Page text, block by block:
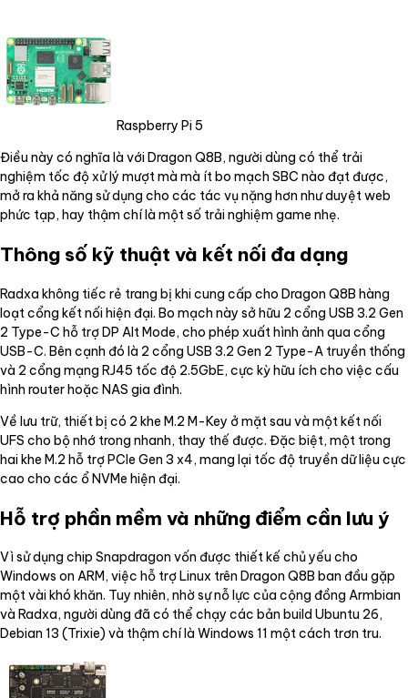
Raspberry Pi 5
Điều này có nghĩa là với Dragon Q8B, người dùng có thể trải
nghiệm tốc độ xử lý mượt mà mà ít bo mạch SBC nào đạt được,
mở ra khả năng sử dụng cho các tác vụ nặng hơn như duyệt web
phức tạp, hay thậm chí là một số trải nghiệm game nhẹ.
Thông số kỹ thuật và kết nối đa dạng
Radxa không tiếc rẻ trang bị khi cung cấp cho Dragon Q8B hàng
loạt cổng kết nối hiện đại. Bo mạch này sở hữu 2 cổng USB 3.2 Gen
2 Type-C hỗ trợ DP Alt Mode, cho phép xuất hình ảnh qua cổng
USB-C. Bên cạnh đó là 2 cổng USB 3.2 Gen 2 Type-A truyền thống
và 2 cổng mạng RJ45 tốc độ 2.5GbE, cực kỳ hữu ích cho việc cấu
hình router hoặc NAS gia đình.
Về lưu trữ, thiết bị có 2 khe M.2 M-Key ở mặt sau và một kết nối
UFS cho bộ nhớ trong nhanh, thay thế được. Đặc biệt, một trong
hai khe M.2 hỗ trợ PCIe Gen 3 x4, mang lại tốc độ truyền dữ liệu cực
cao cho các ổ NVMe hiện đại.
Hỗ trợ phần mềm và những điểm cần lưu ý
Vì sử dụng chip Snapdragon vốn được thiết kế chủ yếu cho
Windows on ARM, việc hỗ trợ Linux trên Dragon Q8B ban đầu gặp
một vài khó khăn. Tuy nhiên, nhờ sự nỗ lực của cộng đồng Armbian
và Radxa, người dùng đã có thể chạy các bản build Ubuntu 26,
Debian 13 (Trixie) và thậm chí là Windows 11 một cách trơn tru.